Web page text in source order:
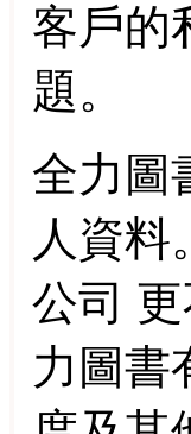
客戶的
題。
全力圖
人資料
公司
力圖書